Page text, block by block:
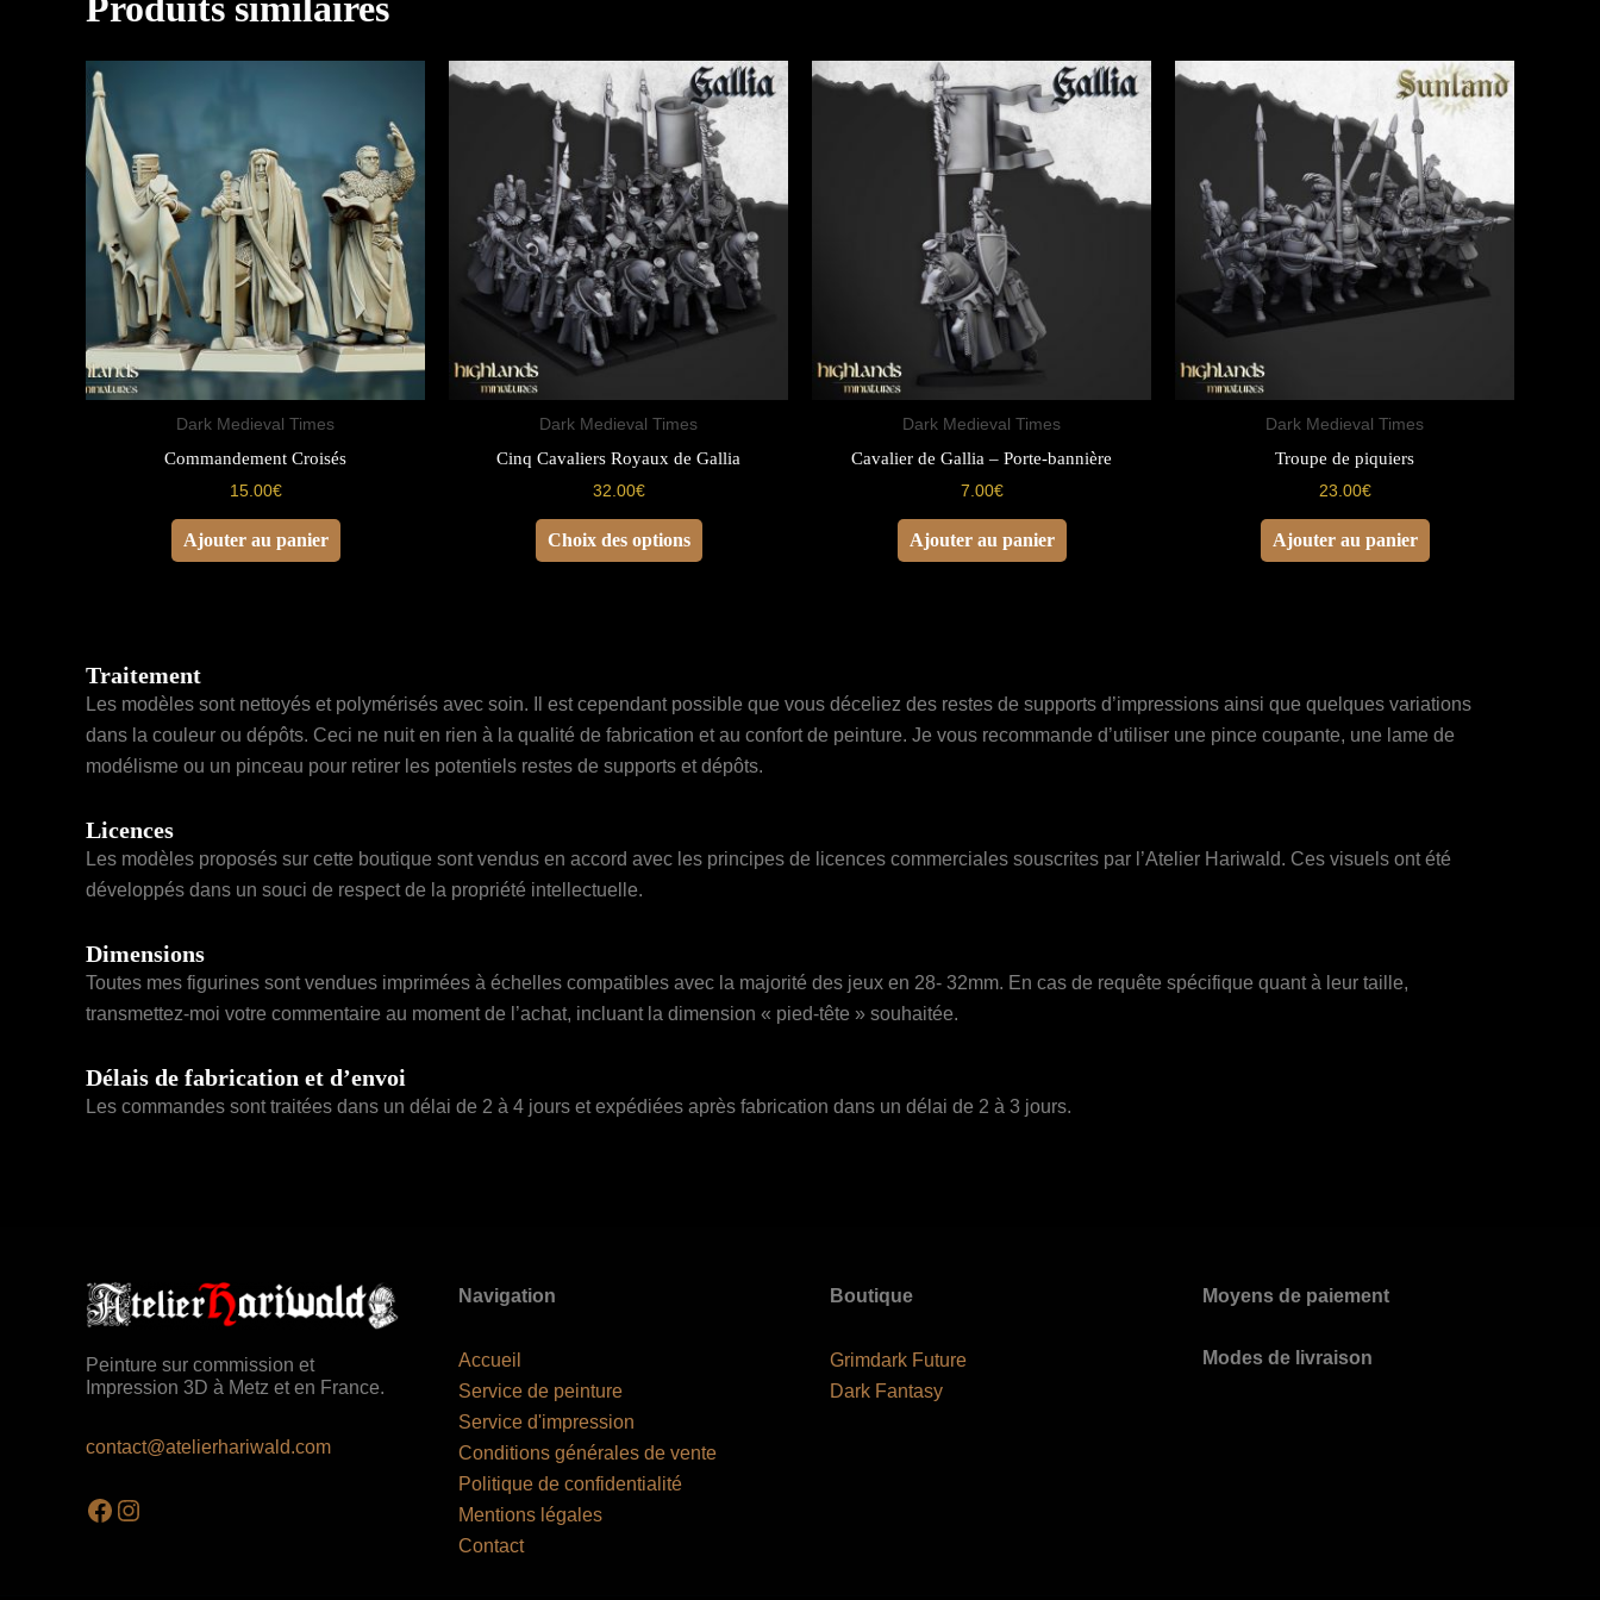
Produits similaires
Dark Medieval Times
Commandement Croisés
15.00€
Ajouter au panier
Dark Medieval Times
Cinq Cavaliers Royaux de Gallia
32.00€
Choix des options
Ce
produit
options
peuvent
être
la
Dark Medieval Times
Cavalier de Gallia – Porte-bannière
7.00€
Ajouter au panier
Dark Medieval Times
Troupe de piquiers
23.00€
Ajouter au panier
Traitement
Les modèles sont nettoyés et polymérisés avec soin. Il est cependant possible que vous déceliez des restes de supports d’impressions ainsi que quelques variations
dans la couleur ou dépôts. Ceci ne nuit en rien à la qualité de fabrication et au confort de peinture. Je vous recommande d’utiliser une pince coupante, une lame de
modélisme ou un pinceau pour retirer les potentiels restes de supports et dépôts.
Licences
Les modèles proposés sur cette boutique sont vendus en accord avec les principes de licences commerciales souscrites par l’Atelier Hariwald. Ces visuels ont été
développés dans un souci de respect de la propriété intellectuelle.
Dimensions
Toutes mes figurines sont vendues imprimées à échelles compatibles avec la majorité des jeux en 28- 32mm. En cas de requête spécifique quant à leur taille,
transmettez-moi votre commentaire au moment de l’achat, incluant la dimension « pied-tête » souhaitée.
Délais de fabrication et d’envoi
Les commandes sont traitées dans un délai de 2 à 4 jours et expédiées après fabrication dans un délai de 2 à 3 jours.
Peinture sur commission et
Impression 3D à Metz et en France.
contact@atelierhariwald.com
Facebook
Instagram
Navigation
Accueil
Service de peinture
Service d'impression
Conditions générales de vente
Politique de confidentialité
Mentions légales
Contact
Boutique
Grimdark Future
Dark Fantasy
Moyens de paiement
Modes de livraison